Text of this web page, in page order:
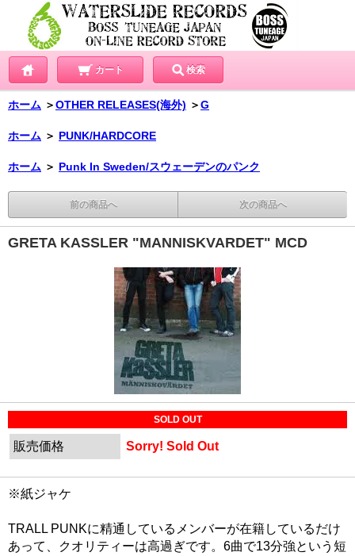
カート 検索
ホーム ＞OTHER RELEASES(海外) ＞G
ホーム ＞ PUNK/HARDCORE
ホーム ＞ Punk In Sweden/スウェーデンのパンク
前の商品へ 次の商品へ
GRETA KASSLER "MANNISKVARDET" MCD
SOLD OUT
販売価格 Sorry! Sold Out
※紙ジャケ
TRALL PUNKに精通しているメンバーが在籍しているだけ
あって、クオリティーは高過ぎです。6曲で13分強という短